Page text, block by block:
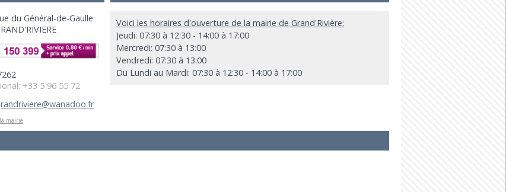
du Général-de-Gaulle
+33 5 96 55 72
mairie
Voici les horaires d'ouverture de la mairie de Grand'Rivière:
Jeudi: 07:30 à 12:30 - 14:00 à 17:00
Mercredi: 07:30 à 13:00
Vendredi: 07:30 à 13:00
Du Lundi au Mardi: 07:30 à 12:30 - 14:00 à 17:00